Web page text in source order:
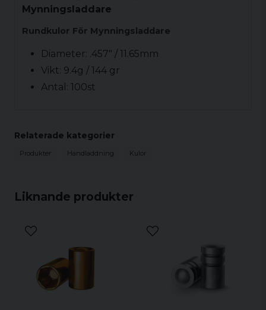
Liknande produkter
Mynningsladdare
Rundkulor För Mynningsladdare
Diameter: .457" / 11.65mm
Vikt: 9.4g / 144 gr
Antal: 100st
Relaterade kategorier
Produkter Handladdning Kulor